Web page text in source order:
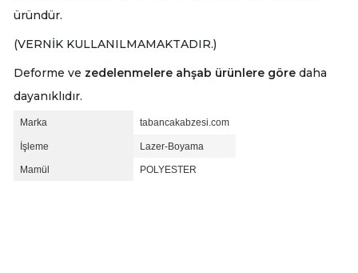
üründür.
(VERNİK KULLANILMAMAKTADIR.)
Deforme ve zedelenmelere ahşab ürünlere göre daha
dayanıklıdır.
Marka tabancakabzesi.com
İşleme Lazer-Boyama
Mamül POLYESTER